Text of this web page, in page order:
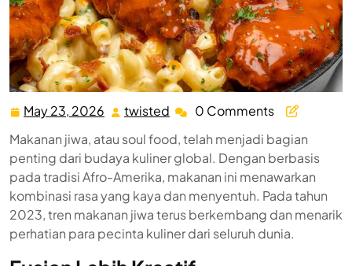
May 23, 2026 May
2026
twisted twisted0 Comments
Makanan jiwa, atau soul food, telah menjadi bagian
penting dari budaya kuliner global. Dengan berbasis
pada tradisi Afro-Amerika, makanan ini menawarkan
kombinasi rasa yang kaya dan menyentuh. Pada tahun
2023, tren makanan jiwa terus berkembang dan menarik
perhatian para pecinta kuliner dari seluruh dunia.